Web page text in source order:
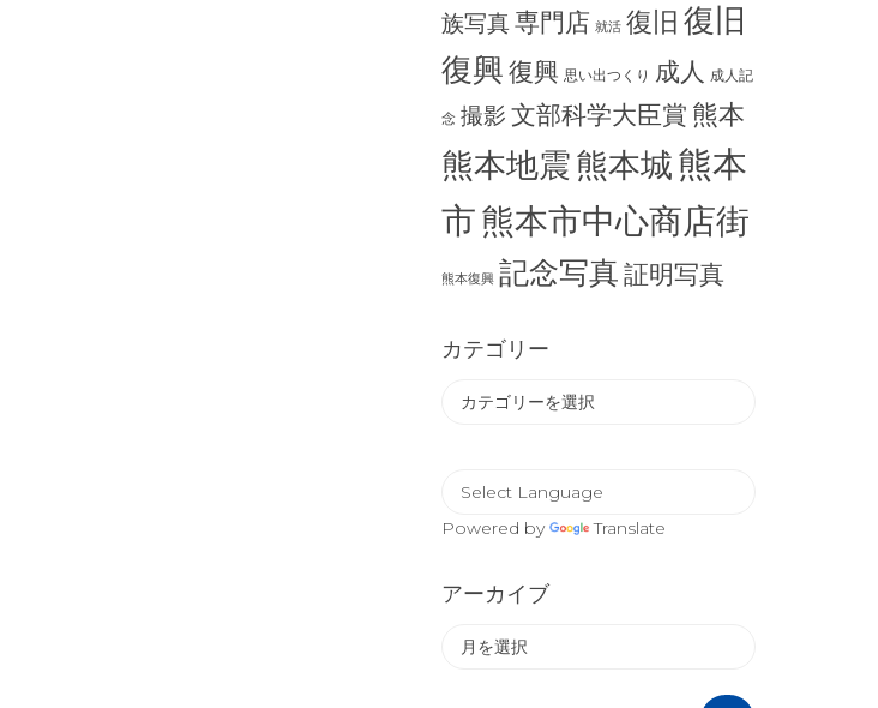
族写真専門店 就活 復旧 復旧
復興 復興 思い出つくり 成人 成人記
念 撮影 文部科学大臣賞 熊本
熊本地震熊本城熊本
市熊本市中心商店街
熊本復興 記念写真証明写真
カテゴリー
Powered by
Translate
アーカイブ